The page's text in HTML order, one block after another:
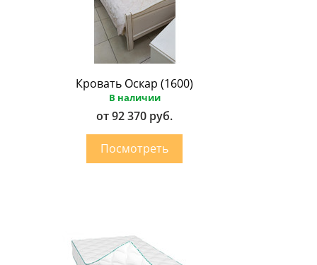
Кровать Оскар (1600)
В наличии
от 92 370 руб.